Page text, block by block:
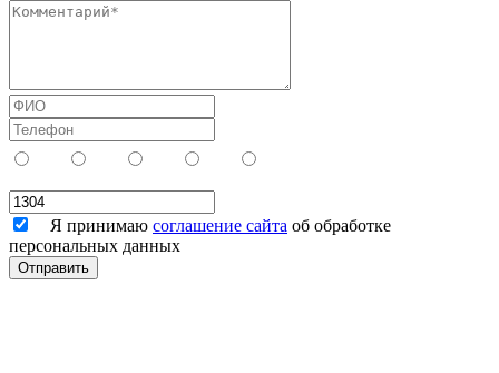
Я принимаю соглашение сайта об обработке
персональных данных